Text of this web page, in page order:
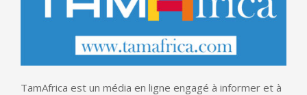
TamAfrica est un média en ligne engagé à informer et à